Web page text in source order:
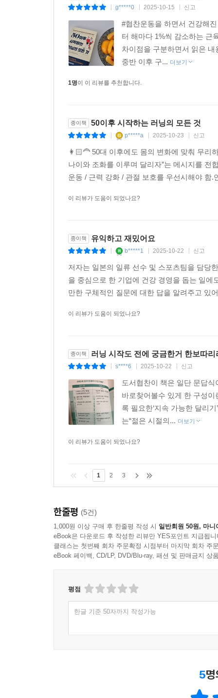
g*****0 2025-10-15 신고
#협찬운동을 하면서 건강해
터 해마다 1%씩 감소하는 근
차이점을 구분하면서 읽은
중반 이후 구... 더보기
1명이 이 리뷰를 추천합니다.
종이책 50이후 시작하는 러닝의 모든 것
p*****a 2025-10-23 신고
👩🏻‍🦰 50대 이후에도 몸의 변화에 맞춰 무리
나이와 조화를 이루며 달리자”는 메시지를 전
운동 / 근력 강화 / 관절 보호를 우선시해야
이 리뷰가 도움이 되었나요?
종이책 유익하고 재밌어요
b*****1 2025-10-22 신고
저자는 일본의 일류 선수 및 스포츠팀을 담당
을 중심으로 한 기업에 건강 경영을 돕는 일
만한 구체적인 질문에 대한 답을 알려주고 있
이 리뷰가 도움이 되었나요?
종이책 러닝 시작도 전에 궁금한거 한보따
s****6 2025-10-22 신고
도서협찬이 책은 일단 문답
바로찾어볼수 있게 한 구성
록 필요한‘지속 가능한 달리
는“젊은 시절의... 더보기
이 리뷰가 도움이 되었나요?
1 2 3
한줄평 (5건)
1,000원 이상 구매 후 한줄평 작성 시 일반회원 50원, 마니
eBook은 다운로드 후 작성한 리뷰만 YES포인트 지급됩니
클래스는 첫번째 회차 주문확정 시점부터 마지막 회차 주
eBook 페이백, CD/LP, DVD/Blu-ray, 패션 및 판매금지 상
평점
한글 기준 50자까지 작성가능
5